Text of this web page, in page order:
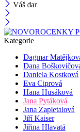
Váš dar
Kategorie
Dagmar
Dana
Daniela Kostková
Eva Ciprová
Hana Husáková
Jana Pytáková
Jana Zapletalová
Jiří Kaiser
Jiřina Hlavatá